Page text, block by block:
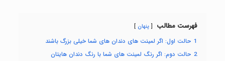
فهرست مطالب پنهان
1 حالت اول: اگر لمینت های دندان های شما خیلی بزرگ باشند
2 حالت دوم: اگر رنگ لمینت های شما با رنگ دندان هایتان